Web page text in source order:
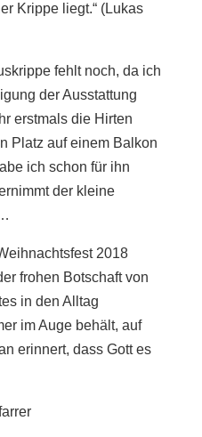
Krippe liegt.“ (Lukas
fehlt noch, da ich
der Ausstattung
erstmals die Hirten
Platz auf einem Balkon
ich schon für ihn
der kleine
2018
frohen Botschaft von
in den Alltag
im Auge behält, auf
erinnert, dass Gott es